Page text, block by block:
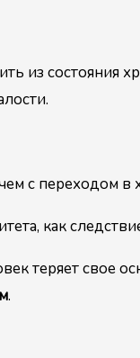
из состояния
с переходом в
как
теряет свое
.